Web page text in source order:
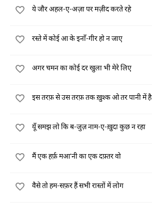
ये जौर अहल-ए-अज़ा पर मज़ीद करते रहे
रस्ते में कोई आ के इनाँ-गीर हो न जाए
अगर चमन का कोई दर खुला भी मेरे लिए
इस तरफ़ से उस तरफ़ तक ख़ुश्क ओ तर पानी में है
यूँ समझ लो कि ब-जुज़ नाम-ए-ख़ुदा कुछ न रहा
मैं एक हर्फ़ मआ'नी का एक दफ़्तर वो
वैसे तो हम-सफ़र हैं सभी रास्तों में लोग